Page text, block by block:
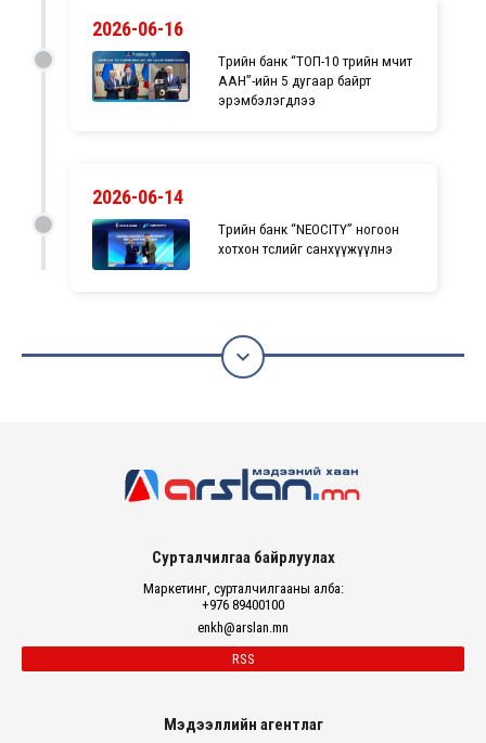
2026-06-16
Төрийн банк “ТОП-10 төрийн өмчит
ААН”-ийн 5 дугаар байрт
эрэмбэлэгдлээ
2026-06-14
Төрийн банк “NEOCITY” ногоон
хотхон төслийг санхүүжүүлнэ

Сурталчилгаа байрлуулах
Маркетинг, сурталчилгааны алба:
+976 89400100
enkh@arslan.mn
RSS
Мэдээллийн агентлаг